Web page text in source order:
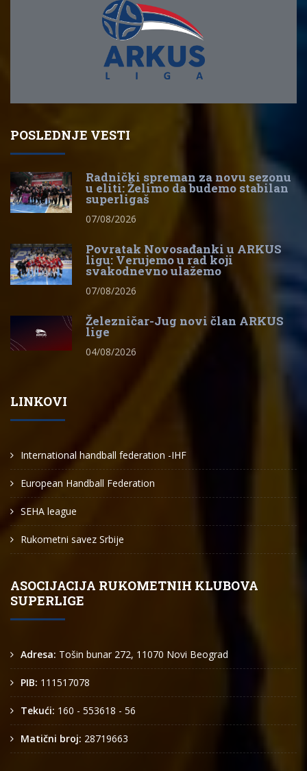
POSLEDNJE VESTI
Radnički spreman za novu sezonu
u eliti: Želimo da budemo stabilan
superligaš
07/08/2026
Povratak Novosađanki u ARKUS
ligu: Verujemo u rad koji
svakodnevno ulažemo
07/08/2026
Železničar-Jug novi član ARKUS
lige
04/08/2026
LINKOVI
International handball federation -IHF
European Handball Federation
SEHA league
Rukometni savez Srbije
ASOCIJACIJA RUKOMETNIH KLUBOVA
SUPERLIGE
Adresa: Tošin bunar 272, 11070 Novi Beograd
PIB: 111517078
Tekući: 160 - 553618 - 56
Matični broj: 28719663